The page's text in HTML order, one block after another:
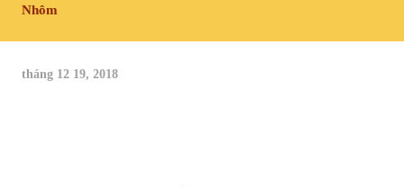
Nhôm
tháng 12 19, 2018